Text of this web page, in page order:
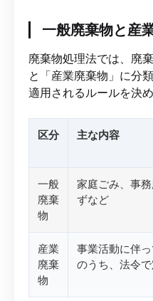
一般廃棄物と産
廃棄物処理法では、廃
と「産業廃棄物」に分
適用されるルールを決
区分 主な内容
一般
廃棄
物
家庭ごみ、事
ずなど
産業
廃棄
物
事業活動に伴
のうち、法令